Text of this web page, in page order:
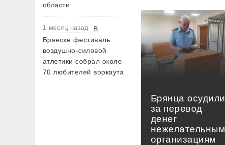
области
1 месяц назад
В
Брянске фестиваль
воздушно-силовой
атлетики собрал около
70 любителей воркаута
Брянца осудили
за перевод
денег
нежелательным
организациям